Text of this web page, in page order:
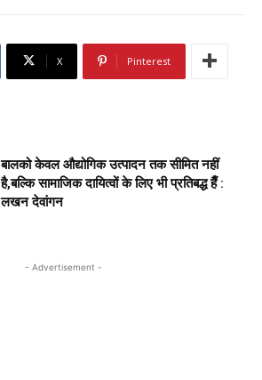
X Pinterest
बालको केवल औद्योगिक उत्पादन तक सीमित नहीं
है,बल्कि सामाजिक दायित्वों के लिए भी प्रतिबद्ध हैँ :
लखन देवांगन
- Advertisement -